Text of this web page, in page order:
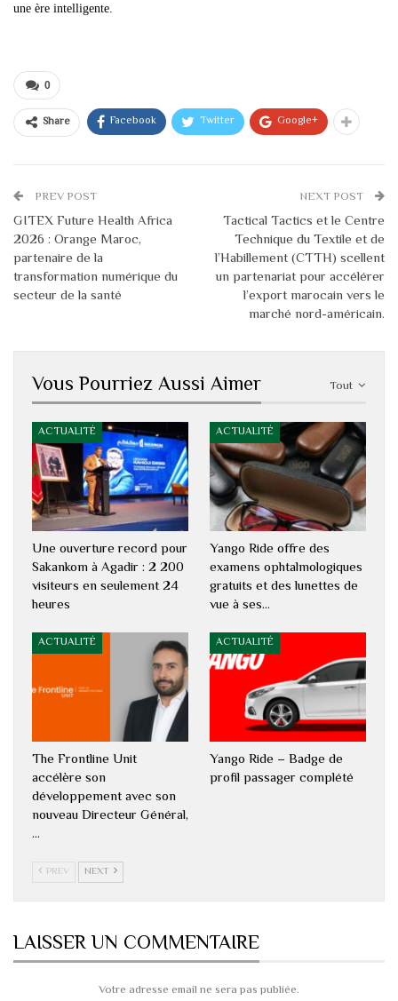
une ère intelligente.
0
Share Facebook Twitter Google+
PREV POST
GITEX Future Health Africa
2026 : Orange Maroc,
partenaire de la
transformation numérique du
secteur de la santé
NEXT POST
Tactical Tactics et le Centre
Technique du Textile et de
l’Habillement (CTTH) scellent
un partenariat pour accélérer
l’export marocain vers le
marché nord-américain.
Tout
Vous Pourriez Aussi Aimer
ACTUALITÉ
Une ouverture record pour
Sakankom à Agadir : 2 200
visiteurs en seulement 24
heures
ACTUALITÉ
Yango Ride offre des
examens ophtalmologiques
gratuits et des lunettes de
vue à ses…
ACTUALITÉ
The Frontline Unit
accélère son
développement avec son
nouveau Directeur Général,
…
ACTUALITÉ
Yango Ride – Badge de
profil passager complété
PREV NEXT
LAISSER UN COMMENTAIRE
Votre adresse email ne sera pas publiée.